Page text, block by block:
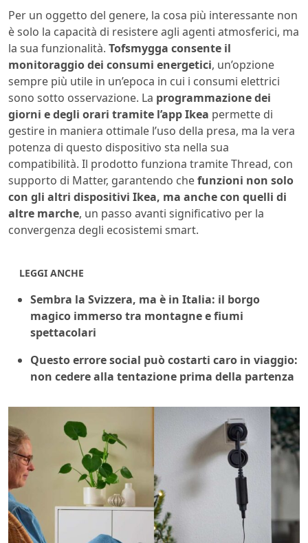
Per un oggetto del genere, la cosa più interessante non
è solo la capacità di resistere agli agenti atmosferici, ma
la sua funzionalità. Tofsmygga consente il
monitoraggio dei consumi energetici, un’opzione
sempre più utile in un’epoca in cui i consumi elettrici
sono sotto osservazione. La programmazione dei
giorni e degli orari tramite l’app Ikea permette di
gestire in maniera ottimale l’uso della presa, ma la vera
potenza di questo dispositivo sta nella sua
compatibilità. Il prodotto funziona tramite Thread, con
supporto di Matter, garantendo chefunzioni non solo
con gli altri dispositivi Ikea, ma anche con quelli di
altre marche, un passo avanti significativo per la
convergenza degli ecosistemi smart.
LEGGI ANCHE
Sembra la Svizzera, ma è in Italia: il borgo
magico immerso tra montagne e fiumi
spettacolari
Questo errore social può costarti caro in viaggio:
non cedere alla tentazione prima della partenza